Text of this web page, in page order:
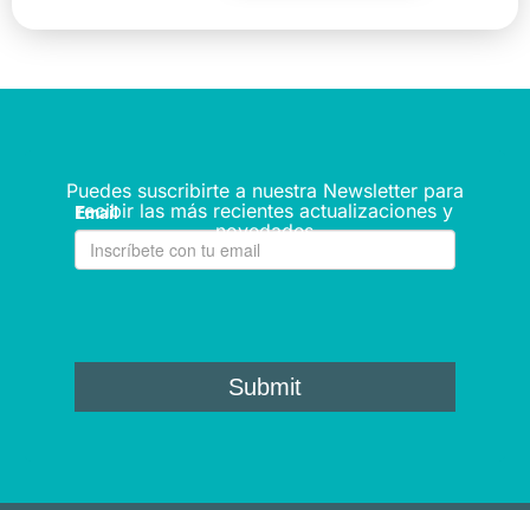
Puedes suscribirte a nuestra Newsletter para
recibir las más recientes actualizaciones y
novedades